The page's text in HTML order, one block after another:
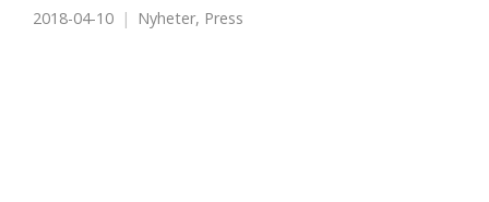
2018-04-10 Nyheter, Press